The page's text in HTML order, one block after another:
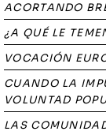
ACORTANDO
¿A QUÉ LE
VOCACIÓN
CUANDO LA
VOLUNTAD
LAS